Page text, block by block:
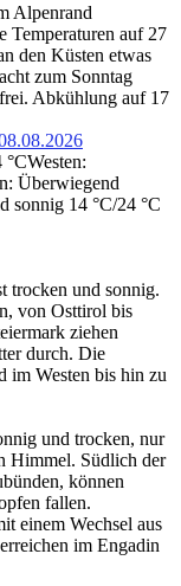
Alpenrand
Temperaturen auf 27
den Küsten etwas
zum Sonntag
Abkühlung auf 17
Überwiegend
sonnig 14 °C/24 °C
trocken und sonnig.
von Osttirol bis
ziehen
durch. Die
im Westen bis hin zu
und trocken, nur
Himmel. Südlich der
können
fallen.
einem Wechsel aus
im Engadin